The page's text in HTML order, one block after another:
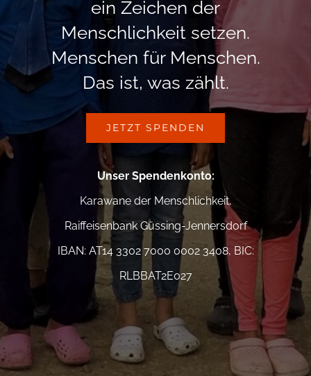
ein Zeichen der
Menschlichkeit setzen.
Menschen für Menschen.
Das ist, was zählt.
JETZT SPENDEN
Unser Spendenkonto:
Karawane der Menschlichkeit,
Raiffeisenbank Güssing-Jennersdorf
IBAN: AT14 3302 7000 0002 3408, BIC:
RLBBAT2E027